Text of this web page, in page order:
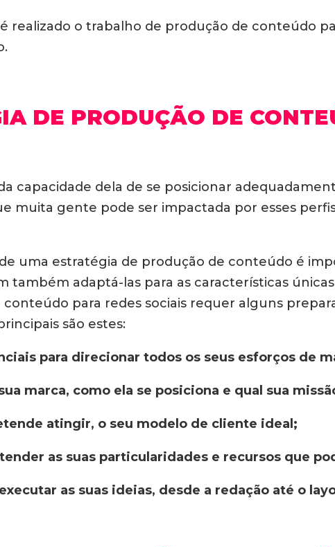
o trabalho de produção de conteúdo
DE PRODUÇÃO DE
capacidade dela de se posicionar
muita gente pode ser impactada por esses
uma estratégia de produção de conteúdo é
também adaptá-las para as características
para redes sociais requer alguns
são estes:
para direcionar todos os seus esforços de
marca, como ela se posiciona e qual sua
atingir, o seu modelo de cliente ideal;
as suas particularidades e recursos que
as suas ideias, desde a redação até o